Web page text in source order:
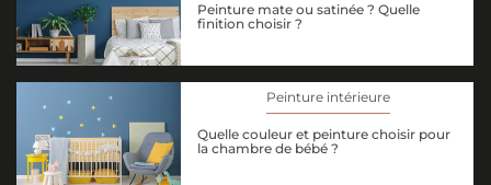
Peinture mate ou satinée ? Quelle
finition choisir ?
Peinture intérieure
Quelle couleur et peinture choisir pour
la chambre de bébé ?